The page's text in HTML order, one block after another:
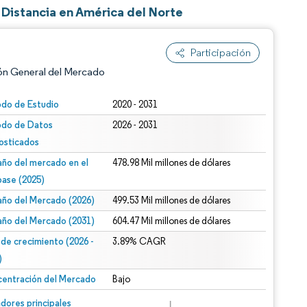
en América del Norte
Participación
General del Mercado
de Estudio 2020 - 2031
de Datos
2026 - 2031
del mercado en el
(2025)
478.98 Mil millones de dólares
del Mercado (2026) 499.53 Mil millones de dólares
del Mercado (2031) 604.47 Mil millones de dólares
de crecimiento (2026 -
3.89% CAGR
del Mercado Bajo
principales
© Mordor Intelligence. El uso requiere atribución según CC BY 4.0.
CC BY 4.0.